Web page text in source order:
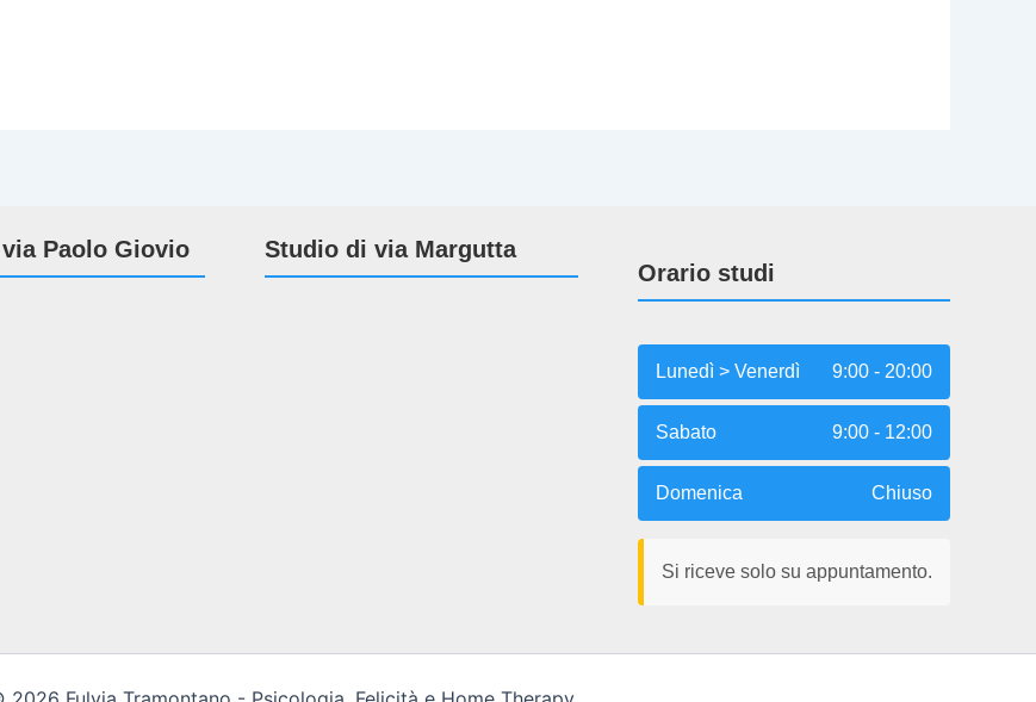
Paolo Giovio
Studio di via Margutta
Orario studi
Lunedì > Venerdì 9:00 - 20:00
Sabato 9:00 - 12:00
Domenica Chiuso
Si riceve solo su appuntamento.